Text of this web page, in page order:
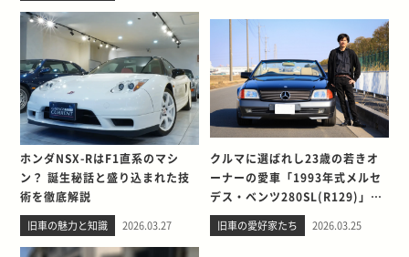
ホンダNSX-RはF1直系のマシ
ン？ 誕生秘話と盛り込まれた技
術を徹底解説
旧車の魅力と知識 2026.03.27
クルマに選ばれし23歳の若きオ
ーナーの愛車「1993年式メルセ
デス・ベンツ280SL(R129)」と
の出会い。そして別れを考える
旧車の愛好家たち 2026.03.25